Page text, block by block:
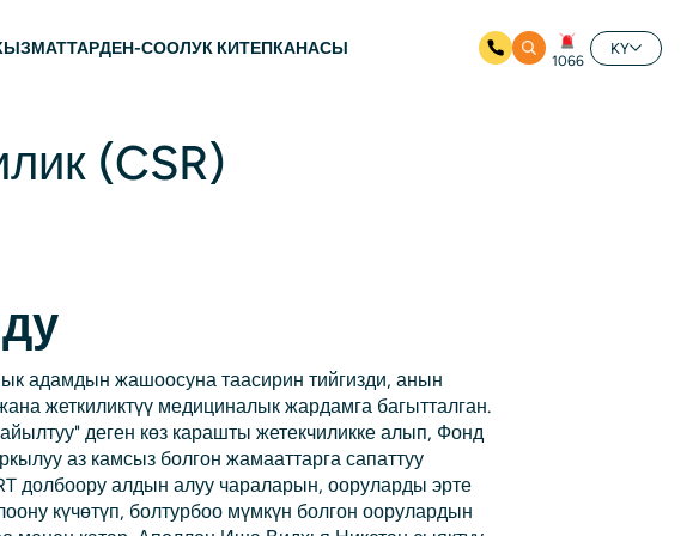
ДЕН-СООЛУК КИТЕПКАНАСЫ
1066
KY
(CSR)
адамдын жашоосуна таасирин тийгизди, анын
жеткиликтүү медициналык жардамга багытталган.
деген көз карашты жетекчиликке алып, Фонд
аз камсыз болгон жамааттарга сапаттуу
долбоору алдын алуу чараларын, ооруларды эрте
күчөтүп, болтурбоо мүмкүн болгон оорулардын